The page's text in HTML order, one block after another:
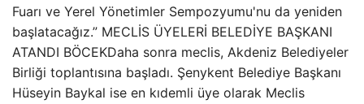
Fuarı ve Yerel Yönetimler Sempozyumu'nu da yeniden
başlatacağız.” MECLİS ÜYELERİ BELEDİYE BAŞKANI
ATANDI BÖCEKDaha sonra meclis, Akdeniz Belediyeler
Birliği toplantısına başladı. Şenykent Belediye Başkanı
Hüseyin Baykal ise en kıdemli üye olarak Meclis